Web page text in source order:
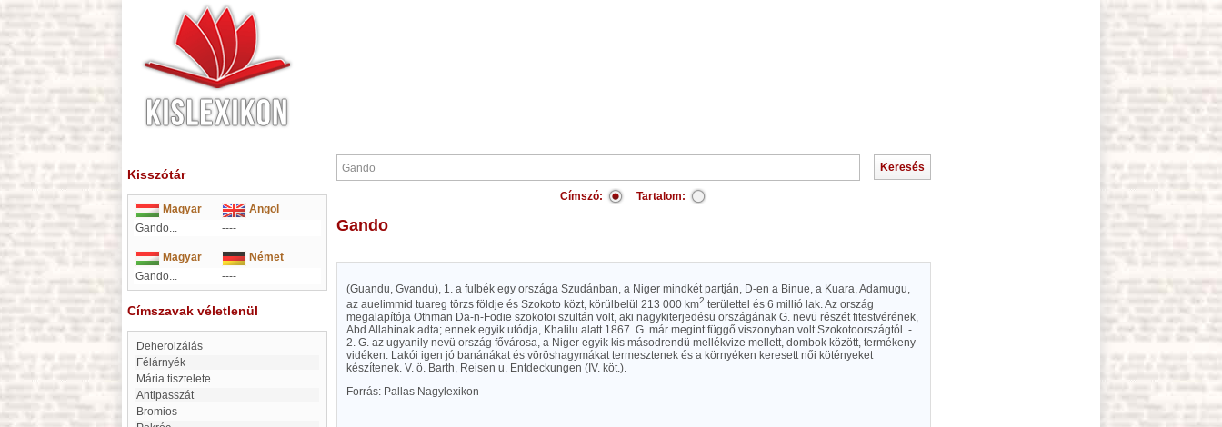
Kisszótár
Magyar
Angol
Gando...
----
Magyar
Német
Gando...
----
Címszavak véletlenül
deheroizálás
Félárnyék
Mária tisztelete
antipasszát
Bromios
Címszó: Tartalom:
Gando
(Guandu, Gvandu), 1. a fulbék egy országa Szudánban, a Niger mindkét partján, D-en a Binue, a Kuara, Adamugu,
az auelimmid tuareg törzs földje és Szokoto közt, körülbelül 213 000 km2 területtel és 6 millió lak. Az ország
megalapítója Othman Da-n-Fodie szokotoi szultán volt, aki nagykiterjedésü országának G. nevü részét fitestvérének,
Abd Allahinak adta; ennek egyik utódja, Khalilu alatt 1867. G. már megint függő viszonyban volt Szokotoországtól. -
2. G. az ugyanily nevü ország fővárosa, a Niger egyik kis másodrendü mellékvize mellett, dombok között, termékeny
vidéken. Lakói igen jó banánákat és vöröshagymákat termesztenek és a környéken keresett női kötényeket
készítenek. V. ö. Barth, Reisen u. Entdeckungen (IV. köt.).
Forrás: Pallas Nagylexikon